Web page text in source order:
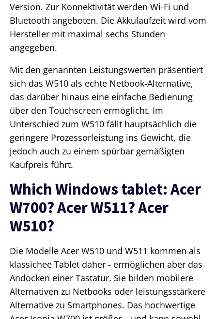
Version. Zur Konnektivität werden Wi-Fi und
Bluetooth angeboten. Die Akkulaufzeit wird vom
Hersteller mit maximal sechs Stunden
angegeben.
Mit den genannten Leistungswerten präsentiert
sich das W510 als echte Netbook-Alternative,
das darüber hinaus eine einfache Bedienung
über den Touchscreen ermöglicht. Im
Unterschied zum W510 fällt hauptsächlich die
geringere Prozessorleistung ins Gewicht, die
jedoch auch zu einem spürbar gemäßigten
Kaufpreis führt.
Which Windows tablet: Acer
W700? Acer W511? Acer
W510?
Die Modelle Acer W510 und W511 kommen als
klassichee Tablet daher - ermöglichen aber das
Andocken einer Tastatur. Sie bilden mobilere
Alternativen zu Netbooks oder leistungsstärkere
Alternative zu Smartphones. Das hochwertige